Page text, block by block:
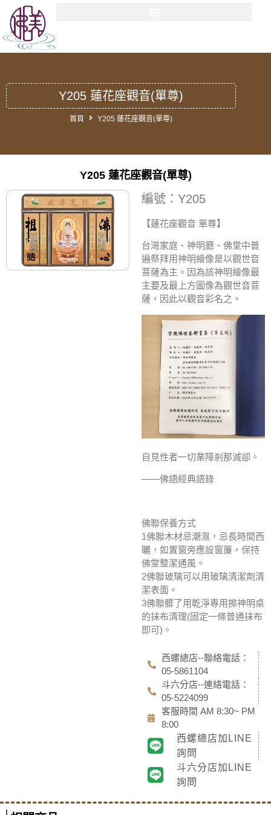
Y205 蓮花座觀音(單尊)
首頁 Y205 蓮花座觀音(單尊)
Y205 蓮花座觀音(單尊)
編號：Y205
【蓮花座觀音 單尊】
台灣家庭、神明廳、佛堂中普
遍祭拜用神明繪像是以觀世音
菩薩為主。因為該神明繪像最
主要及最上方圖像為觀世音菩
薩，因此以觀音彩名之。
自見性者一切業障剎那滅卻。
——佛語經典語錄
佛聯保養方式
1佛聯木材忌潮濕，忌長時間西
曬，如置窗旁應設窗簾，保持
佛堂整潔通風。
2佛聯玻璃可以用玻璃清潔劑清
潔表面。
3佛聯髒了用乾淨專用擦神明桌
的抹布清理(固定一條普通抹布
即可)。
西螺總店--聯絡電話：
05-5861104
斗六分店--連絡電話：
05-5224099
客服時間 AM 8:30~ PM
8:00
西螺總店加LINE
詢問
斗六分店加LINE
詢問